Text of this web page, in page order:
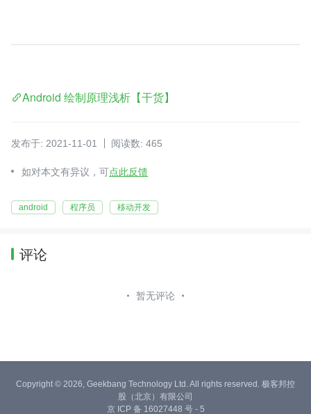
Android 绘制原理浅析【干货】
发布于: 2021-11-01 阅读数: 465
如对本文有异议，可点此反馈
android 程序员 移动开发
评论
暂无评论
Copyright © 2026, Geekbang Technology Ltd. All rights reserved. 极客邦控
股（北京）有限公司
京 ICP 备 16027448 号 - 5